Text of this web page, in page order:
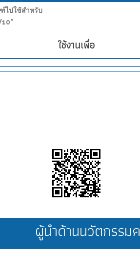
ไปใช้สำหรับ
ใช้งานเพื่อ
ผู้นำด้านนวัตกรร